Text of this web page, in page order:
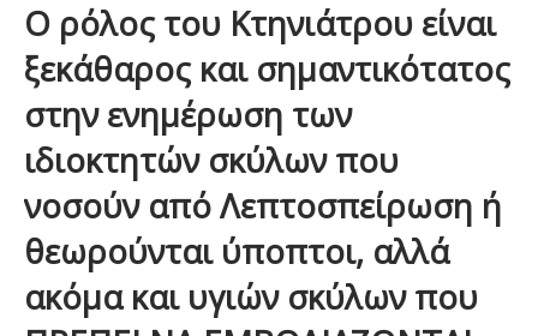
Ο ρόλος του Κτηνιάτρου είναι
ξεκάθαρος και σημαντικότατος
στην ενημέρωση των
ιδιοκτητών σκύλων που
νοσούν από Λεπτοσπείρωση ή
θεωρούνται ύποπτοι, αλλά
ακόμα και υγιών σκύλων που